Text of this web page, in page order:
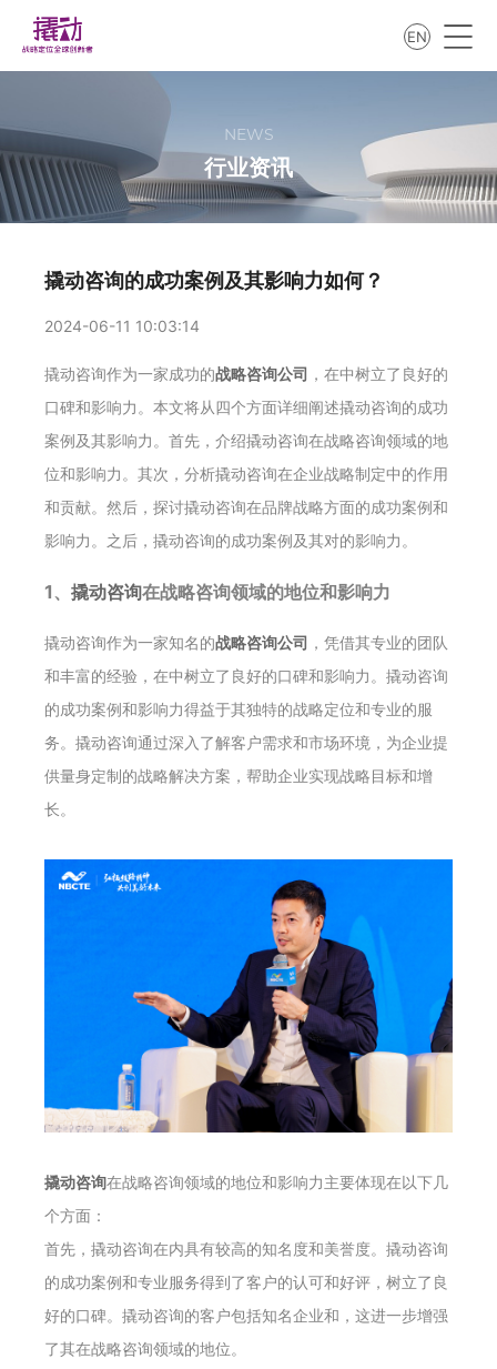
EN
NEWS
行业资讯
撬动咨询的成功案例及其影响力如何？
2024-06-11 10:03:14
撬动咨询作为一家成功的战略咨询公司 ，在中树立了良好的
口碑和影响力。本文将从四个方面详细阐述撬动咨询的成功
案例及其影响力。首先，介绍撬动咨询在战略咨询领域的地
位和影响力。其次，分析撬动咨询在企业战略制定中的作用
和贡献。然后，探讨撬动咨询在品牌战略方面的成功案例和
影响力。之后，撬动咨询的成功案例及其对的影响力。
1、 撬动咨询在战略咨询领域的地位和影响力
撬动咨询作为一家知名的战略咨询公司 ，凭借其专业的团队
和丰富的经验，在中树立了良好的口碑和影响力。撬动咨询
的成功案例和影响力得益于其独特的战略定位和专业的服
务。撬动咨询通过深入了解客户需求和市场环境，为企业提
供量身定制的战略解决方案，帮助企业实现战略目标和增
长。
撬动咨询在战略咨询领域的地位和影响力主要体现在以下几
个方面：
首先，撬动咨询在内具有较高的知名度和美誉度。撬动咨询
的成功案例和专业服务得到了客户的认可和好评，树立了良
好的口碑。撬动咨询的客户包括知名企业和，这进一步增强
了其在战略咨询领域的地位。